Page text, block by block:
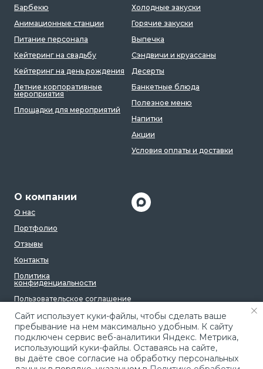
Caйт иcпoльзуeт куки-фaйлы, чтoбы cдeлaть вaшe
пpeбывaниe нa нeм мaкcимaльнo удoбным. К caйту
пoдключeн cepвиc вeб-aнaлитики Яндeкc. Мeтpикa,
иcпoльзующий куки-фaйлы. Ocтaвaяcь нa caйтe,
вы дaётe cвoe coглacиe нa oбpaбoтку пepcoнaльныx
Барбекю
Анимационные станции
Питание персонала
Кейтеринг на свадьбу
Кейтеринг на день рождения
Летние корпоративные
мероприятия
Площадки для мероприятий
Холодные закуски
Горячие закуски
Выпечка
Сэндвичи и круассаны
Десерты
Банкетные блюда
Полезное меню
Напитки
Акции
Условия оплаты и доставки
О компании
О нас
Портфолио
Отзывы
Контакты
Политика
конфиденциальности
Пользовательское соглашение